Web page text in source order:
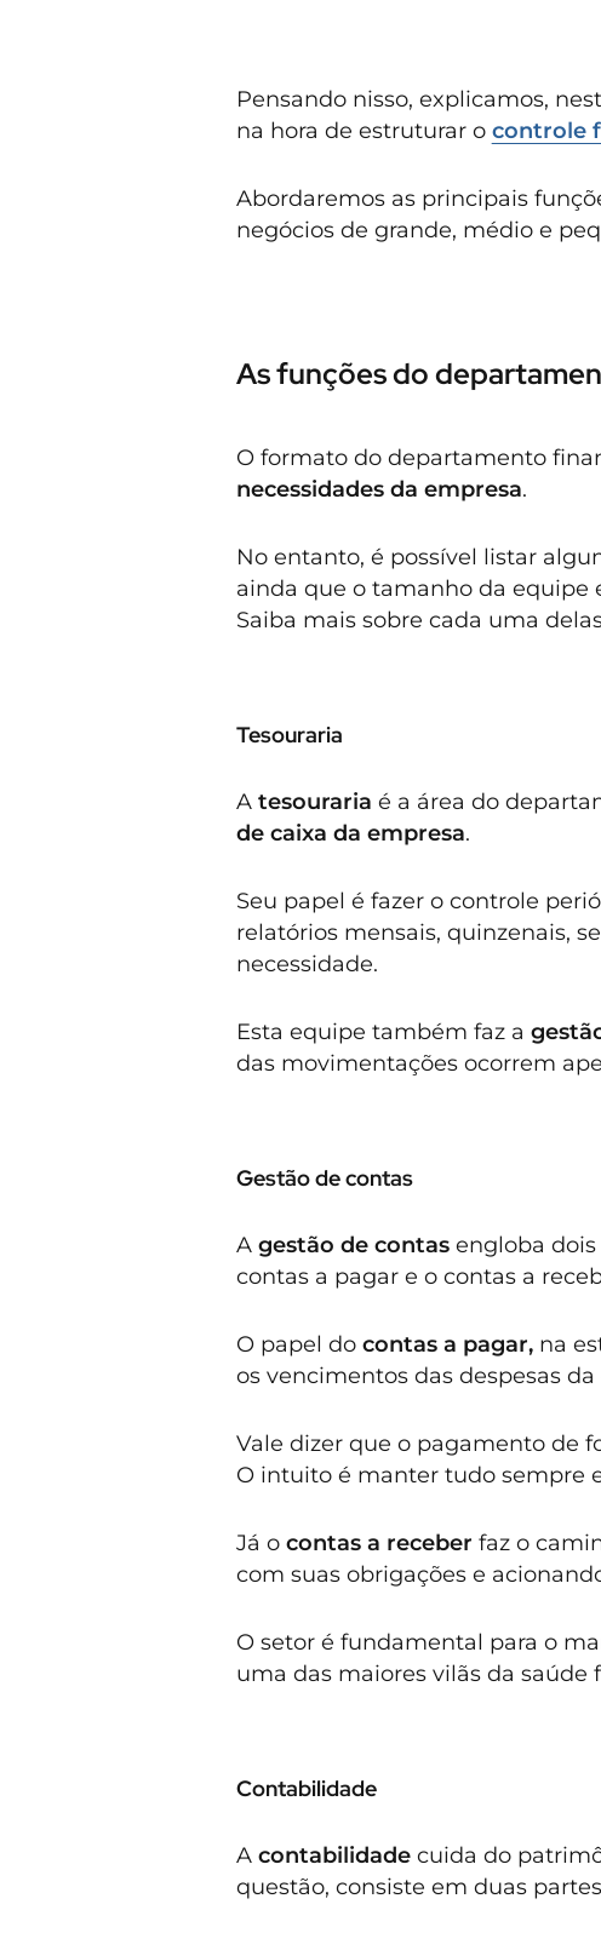
Pensando nisso, explicamos,
na hora de estruturar o controle
Abordaremos as principais
negócios de grande, médio e
As funções do
O formato do departamento
necessidades da empresa.
No entanto, é possível listar
ainda que o tamanho da equipe
Saiba mais sobre cada uma
Tesouraria
Atesouraria é a área do
de caixa da empresa.
Seu papel é fazer o controle
relatórios mensais, quinzenais,
necessidade.
Esta equipe também faz a
das movimentações ocorrem
Gestão de contas
A gestão de contasengloba dois
contas a pagar e o contas a
O papel do contas a pagar,na
os vencimentos das despesas
Vale dizer que o pagamento de
O intuito é manter tudo sempre
Já o contas a receber faz o
com suas obrigações e
O setor é fundamental para o
uma das maiores vilãs da
Contabilidade
A contabilidadecuida do
questão, consiste em duas